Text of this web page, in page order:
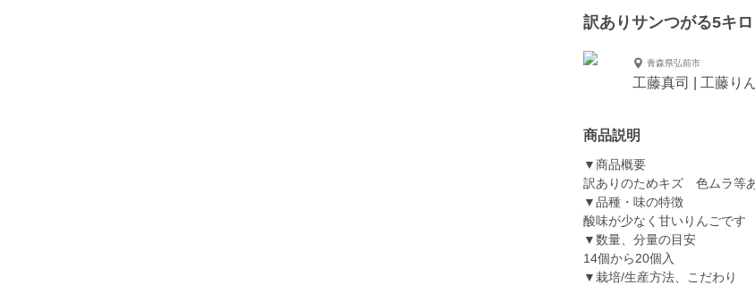
訳ありサンつがる5キロ
青森県弘前市
工藤真司 | 工藤り
商品説明
▼商品概要
訳ありのためキズ 色ムラ等
▼品種・味の特徴
酸味が少なく甘いりんごです
▼数量、分量の目安
14個から20個入
▼栽培/生産方法、こだわり